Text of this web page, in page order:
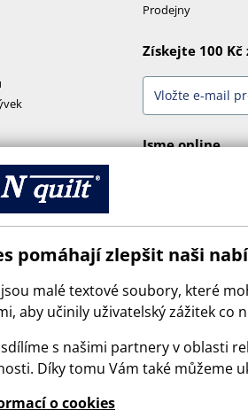
Prodejny
Získejte 100
Jsme online
© 2026 SCANquilt - všechna
is protected by reCAPTCHA and the Google
pomáhají zlepšit naši
jsou malé textové soubory, které
aby učinily uživatelský zážitek co
s našimi partnery v oblasti
Díky tomu Vám také můžeme
o cookies